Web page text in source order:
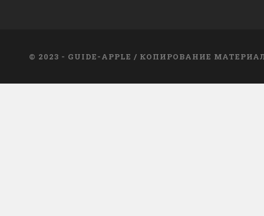
© 2023 - GUIDE-APPLE / КОПИРОВАНИЕ